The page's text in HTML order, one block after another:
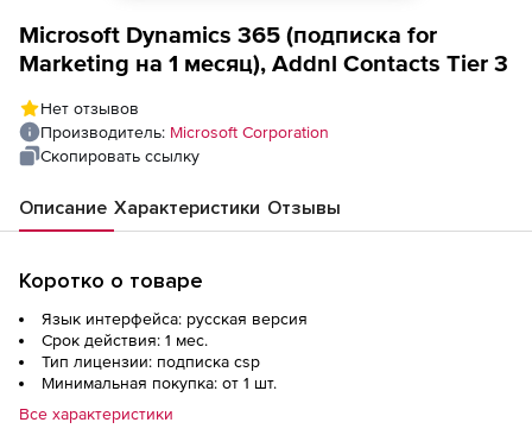
Microsoft Dynamics 365 (подписка for
Marketing на 1 месяц), Addnl Contacts Tier 3
Нет отзывов
Производитель: Microsoft Corporation
Скопировать ссылку
Описание Характеристики Отзывы
Коротко о товаре
Язык интерфейса: русская версия
Срок действия: 1 мес.
Тип лицензии: подписка csp
Минимальная покупка: от 1 шт.
Все характеристики